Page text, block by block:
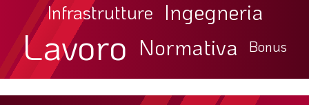
Infrastrutture Ingegneria
Lavoro Normativa Bonus